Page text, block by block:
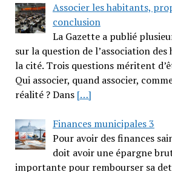
Associer les habitants,
conclusion
La Gazette a publié
sur la question de l’association
la cité. Trois questions méritent
Qui associer, quand associer,
réalité ? Dans […]
Finances municipales 3
Pour avoir des finances
doit avoir une épargne
importante pour rembourser sa